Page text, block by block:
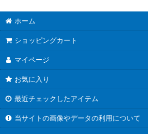
ホーム
ショッピングカート
マイページ
お気に入り
最近チェックしたアイテム
当サイトの画像やデータの利用について